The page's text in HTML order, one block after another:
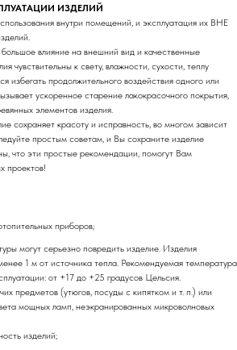
ИЗДЕЛИЙ
внутри помещений, и эксплуатация их ВНЕ
влияние на внешний вид и качественные
чувствительны к свету, влажности, сухости, теплу
избегать продолжительного воздействия одного или
ускоренное старение лакокрасочного покрытия,
элементов изделия.
сохраняет красоту и исправность, во многом зависит
простым советам, и Вы сохраните изделие
что эти простые рекомендации, помогут Вам
проектов!
приборов;
могут серьезно повредить изделие. Изделия
1 м от источника тепла. Рекомендуемая температура
от +17 до +25 градусов Цельсия.
предметов (утюгов, посуды с кипятком и т. п.) или
мощных ламп, неэкранированных микроволновых
изделий;
конфиденциальности
Разработка сайта